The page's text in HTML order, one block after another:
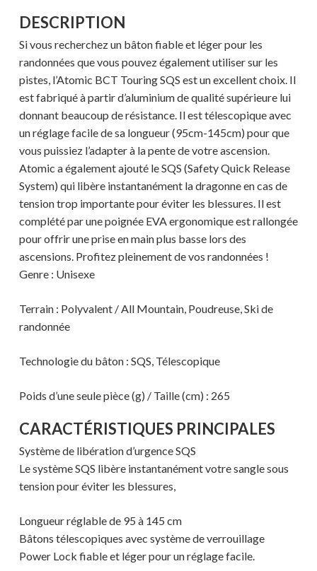
DESCRIPTION
Si vous recherchez un bâton fiable et léger pour les
randonnées que vous pouvez également utiliser sur les
pistes, l’Atomic BCT Touring SQS est un excellent choix. Il
est fabriqué à partir d’aluminium de qualité supérieure lui
donnant beaucoup de résistance. Il est télescopique avec
un réglage facile de sa longueur (95cm-145cm) pour que
vous puissiez l’adapter à la pente de votre ascension.
Atomic a également ajouté le SQS (Safety Quick Release
System) qui libère instantanément la dragonne en cas de
tension trop importante pour éviter les blessures. Il est
complété par une poignée EVA ergonomique est rallongée
pour offrir une prise en main plus basse lors des
ascensions. Profitez pleinement de vos randonnées !
Genre : Unisexe
Terrain : Polyvalent / All Mountain, Poudreuse, Ski de
randonnée
Technologie du bâton : SQS, Télescopique
Poids d’une seule pièce (g) / Taille (cm) : 265
CARACTÉRISTIQUES PRINCIPALES
Système de libération d’urgence SQS
Le système SQS libère instantanément votre sangle sous
tension pour éviter les blessures,
Longueur réglable de 95 à 145 cm
Bâtons télescopiques avec système de verrouillage
Power Lock fiable et léger pour un réglage facile.